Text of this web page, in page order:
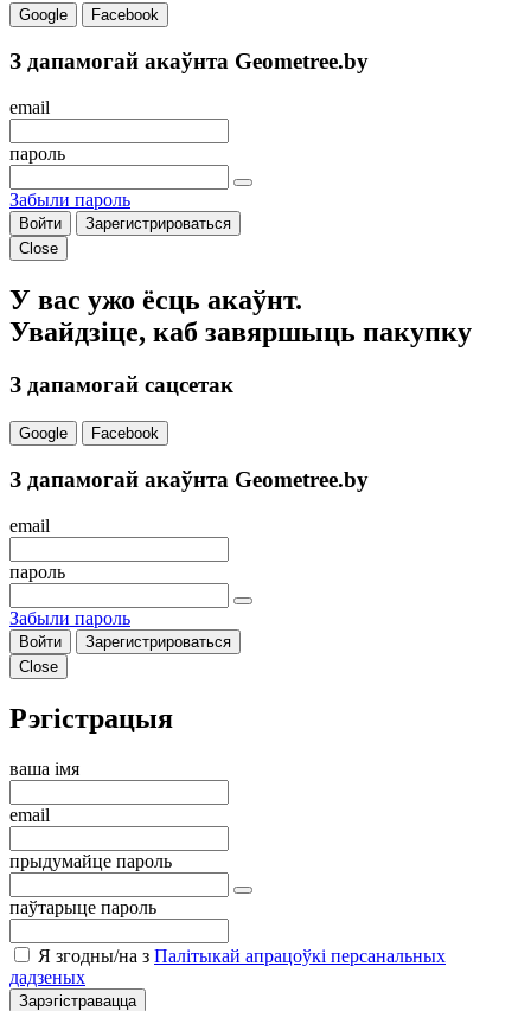
Google Facebook
З дапамогай акаўнта Geometree.by
email
пароль
Забыли пароль
Войти
Зарегистрироваться
Close
У вас ужо ёсць акаўнт.
Увайдзіце, каб завяршыць пакупку
З дапамогай сацсетак
Google Facebook
З дапамогай акаўнта Geometree.by
email
пароль
Забыли пароль
Войти
Зарегистрироваться
Close
Рэгістрацыя
ваша імя
email
прыдумайце пароль
паўтарыце пароль
Я згодны/на з Палітыкай апрацоўкі персанальных
дадзеных
Зарэгістравацца